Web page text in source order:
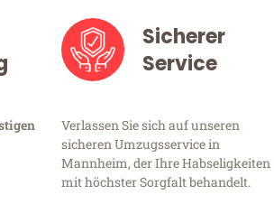
Sicherer
Service
Verlassen Sie sich auf unseren
sicheren Umzugsservice in
Mannheim, der Ihre Habseligkeiten
mit höchster Sorgfalt behandelt.